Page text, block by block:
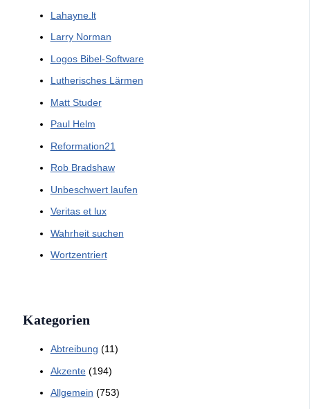
Lahayne.lt
Larry Norman
Logos Bibel-Software
Lutherisches Lärmen
Matt Studer
Paul Helm
Reformation21
Rob Bradshaw
Unbeschwert laufen
Veritas et lux
Wahrheit suchen
Wortzentriert
Kategorien
Abtreibung (11)
Akzente(194)
Allgemein (753)